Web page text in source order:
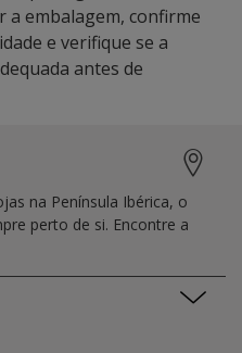
a embalagem, confirme
e verifique se a
antes de
na Península Ibérica, o
perto de si. Encontre a